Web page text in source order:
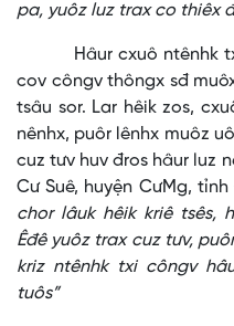
pa, yuôz luz trax co thiêx
Hâur cxuô ntênhk txi
cov côngv thôngx sđ
tsâu sor. Lar hêik zos,
nênhx, puôr lênhx muôz
cuz tưv huv đros hâur luz
Cư Suê, huyện CưMg,
chor lâuk hêik kriê tsês,
Êđê yuôz trax cuz tưv,
kriz ntênhk txi côngv
tuôs”